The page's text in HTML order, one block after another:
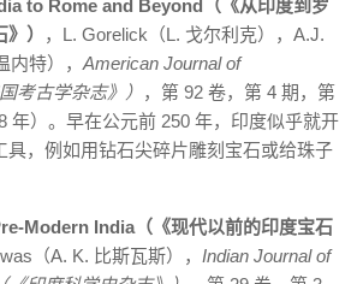
to Rome and Beyond（《从印度到罗
）
，L. Gorelick（L. 戈尔利克），A.J.
特）， American Journal of
考古学杂志》） ，第 92 卷，第 4 期，第
年）。早在公元前 250 年，印度似乎就开
具，例如用钻石尖碎片雕刻宝石或给珠子
Modern India（《现代以前的印度宝石
（A. K. 比斯瓦斯）， Indian Journal of